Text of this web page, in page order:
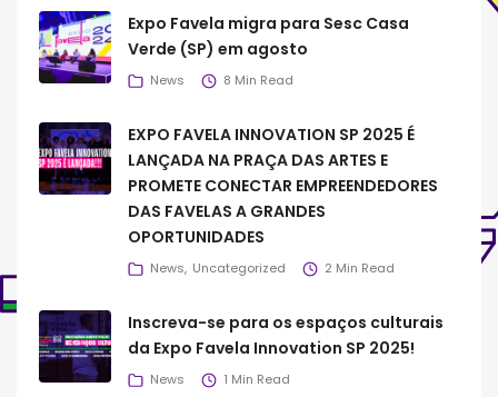
Expo Favela migra para Sesc Casa
Verde (SP) em agosto
News 8 Min Read
EXPO FAVELA INNOVATION SP 2025 É
LANÇADA NA PRAÇA DAS ARTES E
PROMETE CONECTAR EMPREENDEDORES
DAS FAVELAS A GRANDES
OPORTUNIDADES
News Uncategorized 2 Min Read
Inscreva-se para os espaços culturais
da Expo Favela Innovation SP 2025!
News 1 Min Read